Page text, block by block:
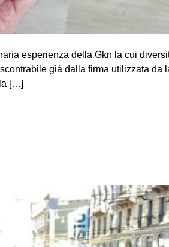
esperienza della Gkn la cui
già dalla firma utilizzata da
[…]